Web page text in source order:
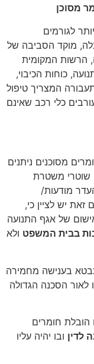
מסוכן
לגורמים
מוקד הסביבה של
הרשות המקומית
כוחות הכיבוי,
המצריך טיפול
כלי רכב שאינם
מסוכנים ניתנים
שוטרי משטרת
מודעות/
יש לציין כי,
של אגף התנועה
בבית המשפט ולא
בענישה מחמירה
לאור הסכנה הגדולה
חומרים
לדין ובו יהיה עליו